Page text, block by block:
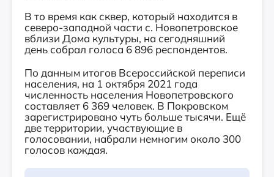
В то время как сквер, который находится в
северо-западной части с. Новопетровское
вблизи Дома культуры, на сегодняшний
день собрал голоса 6 896 респондентов.
По данным итогов Всероссийской переписи
населения, на 1 октября 2021 года
численность населения Новопетровского
составляет 6 369 человек. В Покровском
зарегистрировано чуть больше тысячи. Ещё
две территории, участвующие в
голосовании, набрали немногим около 300
голосов каждая.